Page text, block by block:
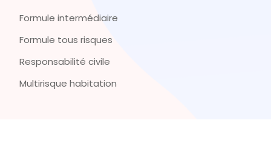
Formule intermédiaire
Formule tous risques
Responsabilité civile
Multirisque habitation